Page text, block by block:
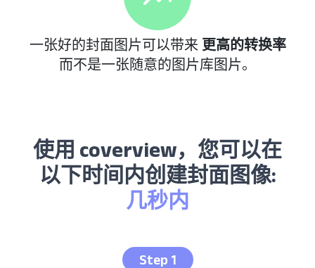
一张好的封面图片可以带来更高的转换率
而不是一张随意的图片库图片。
使用 coverview，您可以在
以下时间内创建封面图像:
几秒内
Step 1